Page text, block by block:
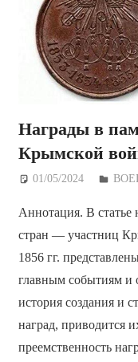
Награды в
Крымской
01/05/2024
Аннотация. В статье
стран — участниц
1856 гг.
главным событиям и
история создания и
наград, приводится
преемственность